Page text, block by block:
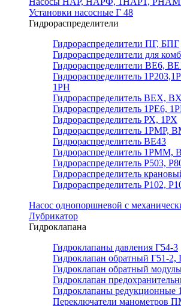
Установки насосные Г 48
Гидрораспределители
Гидрораспределители ПГ, БПГ
Гидрораспределители для
Гидрораспределители ВЕ6,
Гидрораспределитель
1РН
Гидрораспределитель ВЕХ, ВХ
Гидрораспределитель 1РЕ6,
Гидрораспределитель РХ, 1РХ
Гидрораспределитель 1РМР,
Гидрораспределитель ВЕ43
Гидрораспределитель
Гидрораспределитель Р503,
Гидрораспределитель
Гидрораспределитель Р102,
Насос однопоршневой с
Лубрикатор
Гидроклапана
Гидроклапаны давления Г54-3
Гидроклапан обратный Г51-2,
Гидроклапан обратный
Гидроклапан
Гидроклапаны редукционные
Переключатели манометров